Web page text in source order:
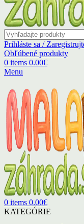
Prihláste sa /
Obľúbené produkty
0 items 0.00€
Menu
0 items 0.00€
KATEGÓRIE